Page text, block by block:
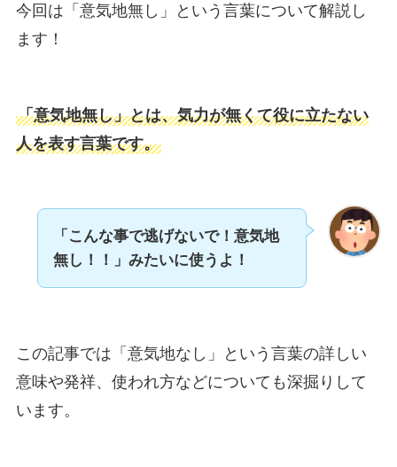
今回は「意気地無し」という言葉について解説し
ます！
「意気地無し」とは、気力が無くて役に立たない
人を表す言葉です。
「こんな事で逃げないで！意気地
無し！！」みたいに使うよ！
この記事では「意気地なし」という言葉の詳しい
意味や発祥、使われ方などについても深掘りして
います。